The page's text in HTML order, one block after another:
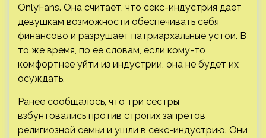
OnlyFans. Она считает, что секс-индустрия дает
девушкам возможности обеспечивать себя
финансово и разрушает патриархальные устои. В
то же время, по ее словам, если кому-то
комфортнее уйти из индустрии, она не будет их
осуждать.
Ранее сообщалось, что три сестры
взбунтовались против строгих запретов
религиозной семьи и ушли в секс-индустрию. Они